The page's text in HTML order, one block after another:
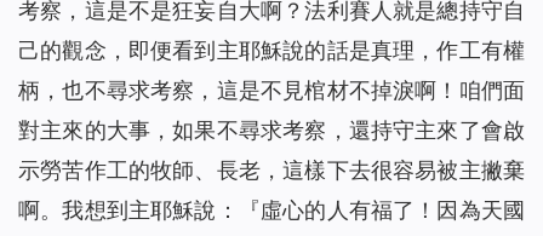
考察，這是不是狂妄自大啊？法利賽人就是總持守自
己的觀念，即便看到主耶穌說的話是真理，作工有權
柄，也不尋求考察，這是不見棺材不掉淚啊！咱們面
對主來的大事，如果不尋求考察，還持守主來了會啟
示勞苦作工的牧師、長老，這樣下去很容易被主撇棄
啊。我想到主耶穌說：『虛心的人有福了！因為天國